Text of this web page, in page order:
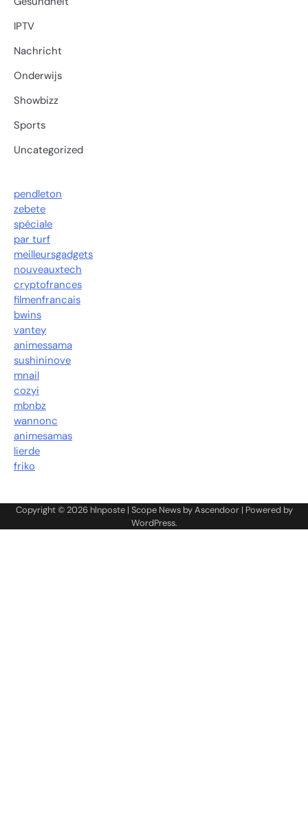
IPTV
Nachricht
Onderwijs
Showbizz
Sports
Uncategorized
pendleton
zebete
spéciale
par turf
meilleursgadgets
nouveauxtech
cryptofrances
filmenfrancais
bwins
vantey
animessama
sushininove
mnail
cozyi
mbnbz
wannonc
animesamas
lierde
friko
Copyright © 2026 hlnposte| Scope News byAscendoor| Powered by
WordPress.